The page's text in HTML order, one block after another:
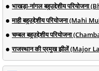
भाखड़ा-नांगल बहुउद्देशीय
माही बहुउद्देशीय परियोजना
चम्बल बहुउद्देशीय परियोजना
राजस्थान की प्रमुख झीलें (Major